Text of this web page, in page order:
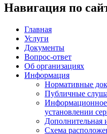
Навигация по
Главная
Услуги
Документы
Вопрос-ответ
Об организациях
Информация
Нормативные
Публичные
установлении
Дополнительная
Схема